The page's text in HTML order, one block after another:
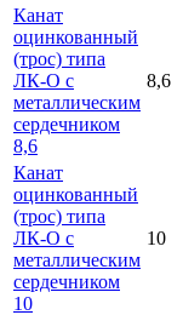
Канат
оцинкованный
(трос) типа
ЛК-О с
металлическим
сердечником
8,6
8,6
Канат
оцинкованный
(трос) типа
ЛК-О с
металлическим
сердечником
10
10